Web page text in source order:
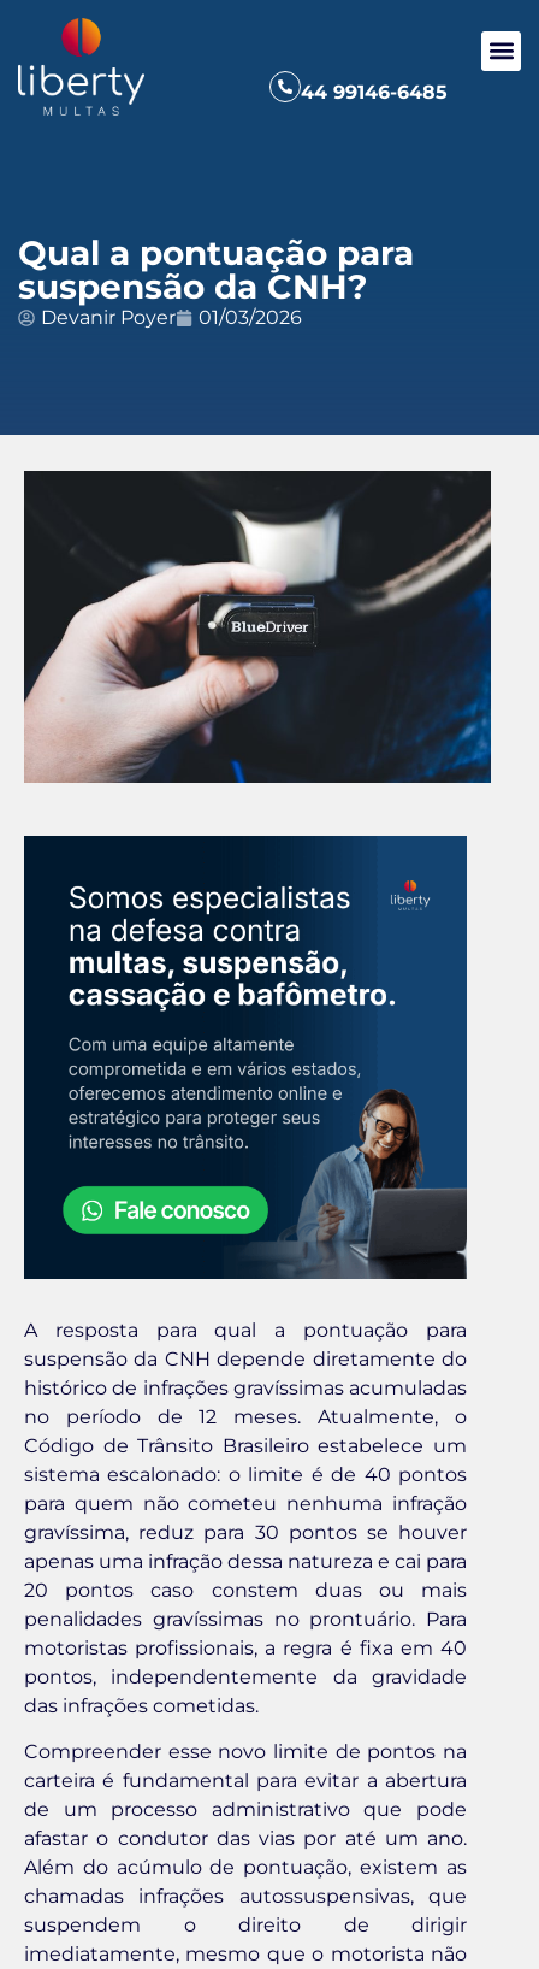
44 99146-6485
Qual a pontuação para
suspensão da CNH?
Devanir Poyer 01/03/2026
A resposta para qual a pontuação para
suspensão da CNH depende diretamente do
histórico de infrações gravíssimas acumuladas
no período de 12 meses. Atualmente, o
Código de Trânsito Brasileiro estabelece um
sistema escalonado: o limite é de 40 pontos
para quem não cometeu nenhuma infração
gravíssima, reduz para 30 pontos se houver
apenas uma infração dessa natureza e cai para
20 pontos caso constem duas ou mais
penalidades gravíssimas no prontuário. Para
motoristas profissionais, a regra é fixa em 40
pontos, independentemente da gravidade
das infrações cometidas.
Compreender esse novo limite de pontos na
carteira é fundamental para evitar a abertura
de um processo administrativo que pode
afastar o condutor das vias por até um ano.
Além do acúmulo de pontuação, existem as
chamadas infrações autossuspensivas, que
suspendem o direito de dirigir
imediatamente, mesmo que o motorista não